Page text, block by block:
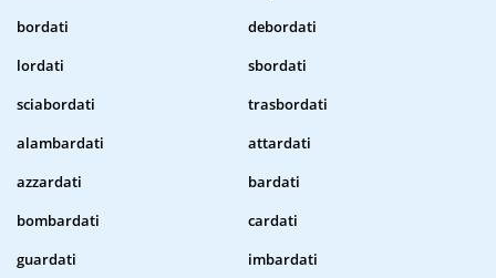
bordati
debordati
lordati
sbordati
sciabordati
trasbordati
alambardati
attardati
azzardati
bardati
bombardati
cardati
guardati
imbardati